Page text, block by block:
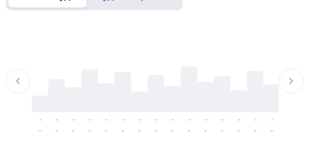
-
-
-
-
-
-
-
-
-
-
-
-
-
-
-
-
-
-
-
-
-
-
-
-
-
-
-
-
-
-